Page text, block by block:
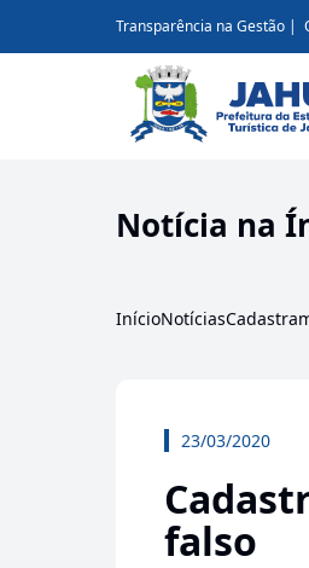
Transparência na Gestão
Notícia na
InícioNotícias
23/03/2020
falso